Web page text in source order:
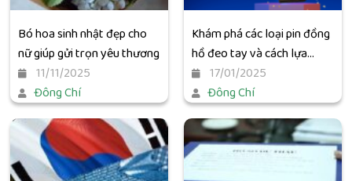
Bó hoa sinh nhật đẹp cho
nữ giúp gửi trọn yêu thương
11/11/2025
Đông Chí
Khám phá các loại pin đồng
hồ đeo tay và cách lựa
chọn phù hợp
17/01/2025
Đông Chí